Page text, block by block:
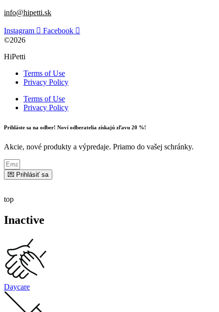
info@hipetti.sk
Instagram
Facebook
©2026
HiPetti
Terms of Use
Privacy Policy
Terms of Use
Privacy Policy
Prihláste sa na odber! Noví odberatelia získajú zľavu 20 %!
Akcie, nové produkty a výpredaje. Priamo do vašej schránky.
💌 Prihlásiť sa
top
Inactive
Daycare